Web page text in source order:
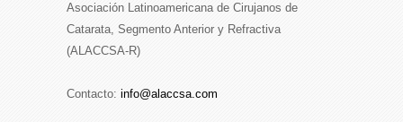
Asociación Latinoamericana de Cirujanos de
Catarata, Segmento Anterior y Refractiva
(ALACCSA-R)
Contacto: info@alaccsa.com